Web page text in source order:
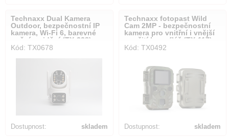
Technaxx Dual Kamera
Outdoor, bezpečnostní IP
kamera, Wi-Fi 6, barevné
nočním vidění (TX-328)
Kód: TX0678
Dostupnost: skladem
Technaxx fotopast Wild
Cam 2MP - bezpečnostní
kamera pro vnitřní i vnější
použití,kamufláž (TX-117)
Kód: TX0492
Dostupnost: skladem